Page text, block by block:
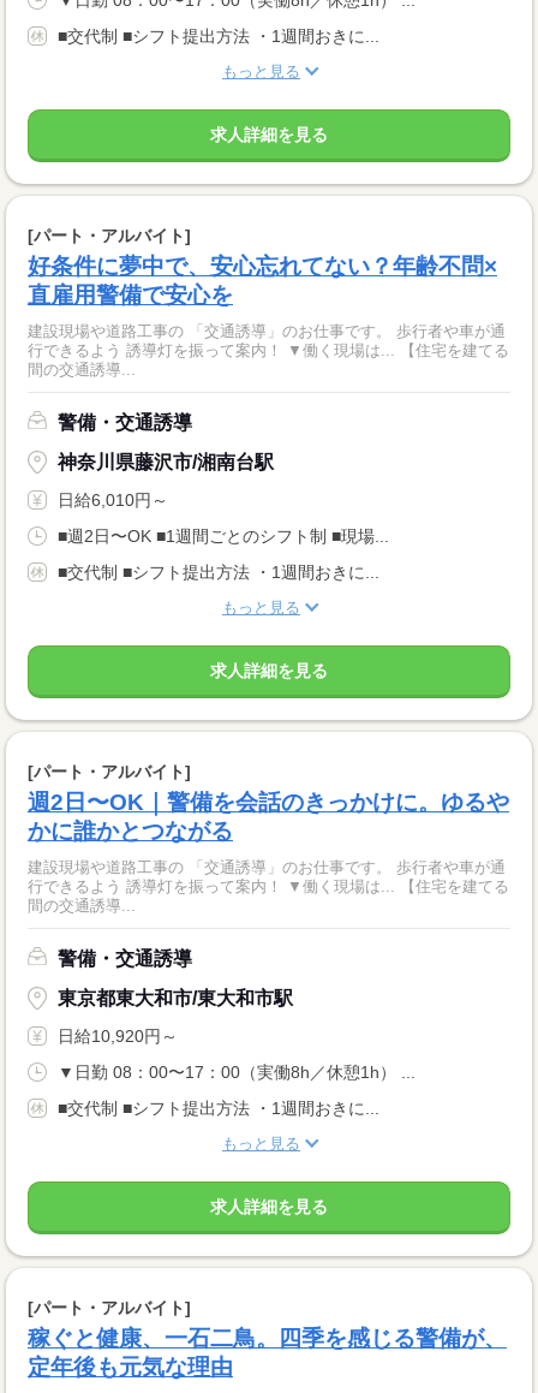
■交代制 ■シフト提出方法 ・1週間おきに...
もっと見る
求人詳細を見る
[パート・アルバイト]
好条件に夢中で、安心忘れてない？年齢不問×
直雇用警備で安心を
建設現場や道路工事の 「交通誘導」のお仕事です。 歩行者や車が通
行できるよう 誘導灯を振って案内！ ▼働く現場は... 【住宅を建てる
間の交通誘導...
警備・交通誘導
神奈川県藤沢市/湘南台駅
日給6,010円～
■週2日〜OK ■1週間ごとのシフト制 ■現場...
■交代制 ■シフト提出方法 ・1週間おきに...
もっと見る
求人詳細を見る
[パート・アルバイト]
週2日〜OK｜警備を会話のきっかけに。ゆるや
かに誰かとつながる
建設現場や道路工事の 「交通誘導」のお仕事です。 歩行者や車が通
行できるよう 誘導灯を振って案内！ ▼働く現場は... 【住宅を建てる
間の交通誘導...
警備・交通誘導
東京都東大和市/東大和市駅
日給10,920円～
▼日勤 08：00〜17：00（実働8h／休憩1h） ...
■交代制 ■シフト提出方法 ・1週間おきに...
もっと見る
求人詳細を見る
[パート・アルバイト]
稼ぐと健康、一石二鳥。四季を感じる警備が、
定年後も元気な理由